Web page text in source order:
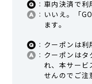
車内決済で利
いいえ。「
ます。
クーポンは利
クーポンはタ
れ、本サービ
せんのでご注